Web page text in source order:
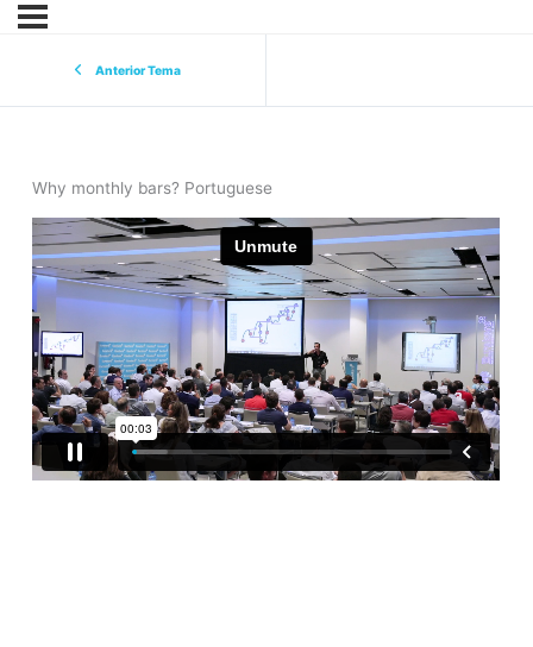
Anterior Tema
Why monthly bars? Portuguese
cursoonline